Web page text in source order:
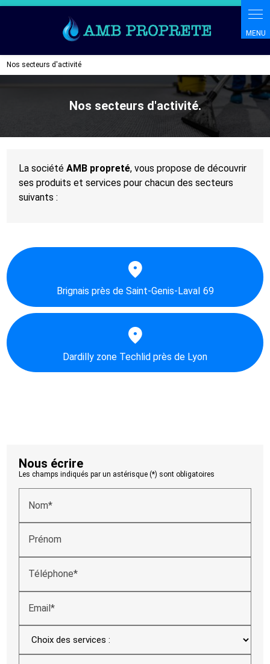
Nos secteurs d'activité
Nos secteurs d'activité.
La sociétéAMB propreté, vous propose de découvrir
ses produits et services pour chacun des secteurs
suivants :
Brignais près de Saint-Genis-Laval 69
Dardilly zone Techlid près de Lyon
Nous écrire
Les champs indiqués par un astérisque (*) sont obligatoires
Nom*
Prénom
Téléphone*
Email*
Panneau de gestion des cookies